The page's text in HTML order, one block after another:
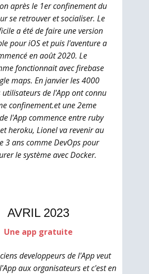
après le 1er confinement du
se retrouver et socialiser. Le
a été de faire une version
pour iOS et puis l'aventure a
en août 2020. Le
fonctionnait avec firebase
maps. En janvier les 4000
de l'App ont connu
confinement.et une 2eme
l'App commence entre ruby
heroku, Lionel va revenir au
3 ans comme DevOps pour
le système avec Docker.
AVRIL 2023
Une app gratuite
developpeurs de l'App veut
aux organisateurs et c'est en